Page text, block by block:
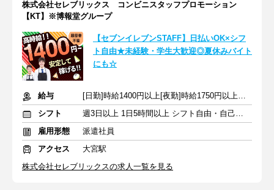
株式会社セレブリックス コンビニスタッフプロモーション
【KT】※博報堂グループ
【セブンイレブンSTAFF】日払いOK×シフ
ト自由★未経験・学生大歓迎◎夏休みバイト
にも☆
給与
[日勤]時給1400円以上[夜勤]時給1750円以上＋交通費
シフト
週3日以上 1日5時間以上 シフト自由・自己申告
雇用形態
派遣社員
アクセス
大宮駅
株式会社セレブリックスの求人一覧を見る